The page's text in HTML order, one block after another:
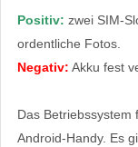
Positiv: zwei SIM-
ordentliche Fotos.
Negativ: Akku fest
Das Betriebssystem
Android-Handy. Es